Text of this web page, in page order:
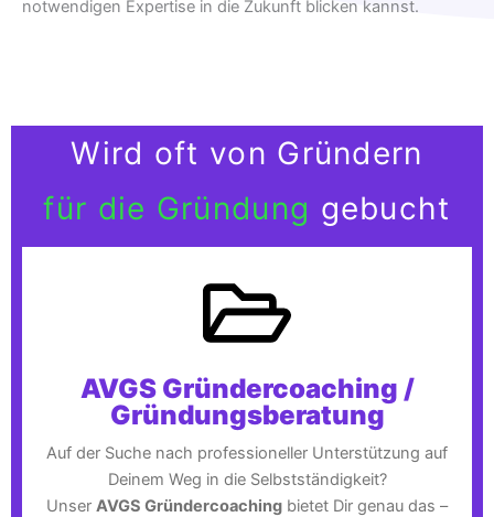
notwendigen Expertise in die Zukunft blicken kannst.
Wird oft von Gründern
für die Gründung gebucht
AVGS Gründercoaching /
Gründungsberatung
Auf der Suche nach professioneller Unterstützung auf
Deinem Weg in die Selbstständigkeit?
Unser AVGS Gründercoaching bietet Dir genau das –